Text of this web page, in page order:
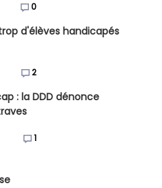
0
d'élèves handicapés
2
: la DDD dénonce
1